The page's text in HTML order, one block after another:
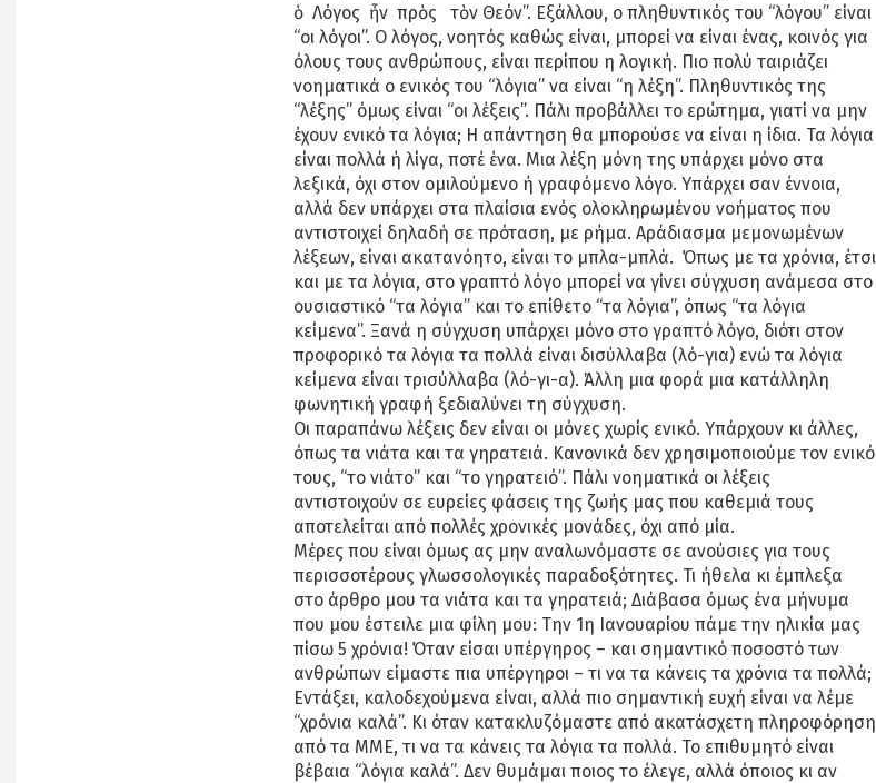
ὁ Λόγος ἦν πρὸς τὸν Θεόν”. Εξάλλου, ο πληθυντικός του “λόγου” είναι
“οι λόγοι”. Ο λόγος, νοητός καθώς είναι, μπορεί να είναι ένας, κοινός για
όλους τους ανθρώπους, είναι περίπου η λογική. Πιο πολύ ταιριάζει
νοηματικά ο ενικός του “λόγια” να είναι “η λέξη”. Πληθυντικός της
“λέξης” όμως είναι “οι λέξεις”. Πάλι προβάλλει το ερώτημα, γιατί να μην
έχουν ενικό τα λόγια; Η απάντηση θα μπορούσε να είναι η ίδια. Τα λόγια
είναι πολλά ή λίγα, ποτέ ένα. Μια λέξη μόνη της υπάρχει μόνο στα
λεξικά, όχι στον ομιλούμενο ή γραφόμενο λόγο. Υπάρχει σαν έννοια,
αλλά δεν υπάρχει στα πλαίσια ενός ολοκληρωμένου νοήματος που
αντιστοιχεί δηλαδή σε πρόταση, με ρήμα. Αράδιασμα μεμονωμένων
λέξεων, είναι ακατανόητο, είναι το μπλα-μπλά. Όπως με τα χρόνια, έτσι
και με τα λόγια, στο γραπτό λόγο μπορεί να γίνει σύγχυση ανάμεσα στο
ουσιαστικό “τα λόγια” και το επίθετο “τα λόγια”, όπως “τα λόγια
κείμενα”. Ξανά η σύγχυση υπάρχει μόνο στο γραπτό λόγο, διότι στον
προφορικό τα λόγια τα πολλά είναι δισύλλαβα (λό-για) ενώ τα λόγια
κείμενα είναι τρισύλλαβα (λό-γι-α). Άλλη μια φορά μια κατάλληλη
φωνητική γραφή ξεδιαλύνει τη σύγχυση.
Οι παραπάνω λέξεις δεν είναι οι μόνες χωρίς ενικό. Υπάρχουν κι άλλες,
όπως τα νιάτα και τα γηρατειά. Κανονικά δεν χρησιμοποιούμε τον ενικό
τους, “το νιάτο” και “το γηρατειό”. Πάλι νοηματικά οι λέξεις
αντιστοιχούν σε ευρείες φάσεις της ζωής μας που καθεμιά τους
αποτελείται από πολλές χρονικές μονάδες, όχι από μία.
Μέρες που είναι όμως ας μην αναλωνόμαστε σε ανούσιες για τους
περισσοτέρους γλωσσολογικές παραδοξότητες. Τι ήθελα κι έμπλεξα
στο άρθρο μου τα νιάτα και τα γηρατειά; Διάβασα όμως ένα μήνυμα
που μου έστειλε μια φίλη μου: Την 1η Ιανουαρίου πάμε την ηλικία μας
πίσω 5 χρόνια! Όταν είσαι υπέργηρος – και σημαντικό ποσοστό των
ανθρώπων είμαστε πια υπέργηροι – τι να τα κάνεις τα χρόνια τα πολλά;
Εντάξει, καλοδεχούμενα είναι, αλλά πιο σημαντική ευχή είναι να λέμε
“χρόνια καλά”. Κι όταν κατακλυζόμαστε από ακατάσχετη πληροφόρηση
από τα ΜΜΕ, τι να τα κάνεις τα λόγια τα πολλά. Το επιθυμητό είναι
βέβαια “λόγια καλά”. Δεν θυμάμαι ποιος το έλεγε, αλλά όποιος κι αν